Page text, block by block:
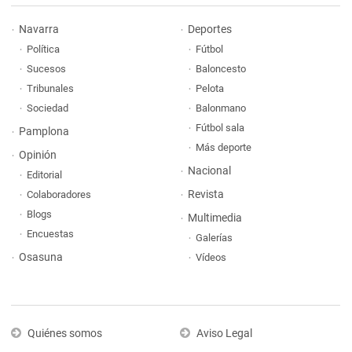
Navarra
Política
Sucesos
Tribunales
Sociedad
Pamplona
Opinión
Editorial
Colaboradores
Blogs
Encuestas
Osasuna
Deportes
Fútbol
Baloncesto
Pelota
Balonmano
Fútbol sala
Más deporte
Nacional
Revista
Multimedia
Galerías
Vídeos
Quiénes somos
Aviso Legal